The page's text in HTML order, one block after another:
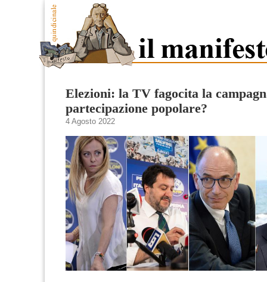
Elezioni: la TV fagocita la
partecipazione popolare?
4 Agosto 2022